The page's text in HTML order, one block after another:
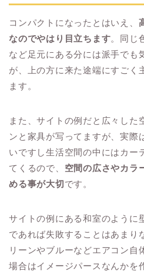
コンパクトになったとはいえ、
なのでやはり目立ちます。同じ
など足元にある分には派手でも
が、上の方に来た途端にすごく
ます。
また、サイトの例だと広々した
ンと家具が写ってますが、実際
いですし生活空間の中にはカー
てくるので、 空間の広さやカラ
める事が大切です。
サイトの例にある和室のように
であれば失敗することはあまり
リーンやブルーなどエアコン自
場合はイメージパースなんかを